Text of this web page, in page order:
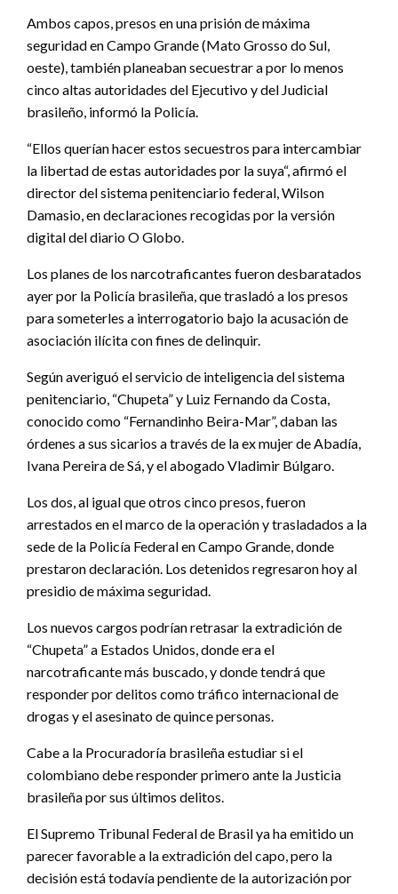
Ambos capos, presos en una prisión de máxima
seguridad en Campo Grande (Mato Grosso do Sul,
oeste), también planeaban secuestrar a por lo menos
cinco altas autoridades del Ejecutivo y del Judicial
brasileño, informó la Policía.
“Ellos querían hacer estos secuestros para intercambiar
la libertad de estas autoridades por la suya“, afirmó el
director del sistema penitenciario federal, Wilson
Damasio, en declaraciones recogidas por la versión
digital del diario O Globo.
Los planes de los narcotraficantes fueron desbaratados
ayer por la Policía brasileña, que trasladó a los presos
para someterles a interrogatorio bajo la acusación de
asociación ilícita con fines de delinquir.
Según averiguó el servicio de inteligencia del sistema
penitenciario, “Chupeta” y Luiz Fernando da Costa,
conocido como “Fernandinho Beira-Mar”, daban las
órdenes a sus sicarios a través de la ex mujer de Abadía,
Ivana Pereira de Sá, y el abogado Vladimir Búlgaro.
Los dos, al igual que otros cinco presos, fueron
arrestados en el marco de la operación y trasladados a la
sede de la Policía Federal en Campo Grande, donde
prestaron declaración. Los detenidos regresaron hoy al
presidio de máxima seguridad.
Los nuevos cargos podrían retrasar la extradición de
“Chupeta” a Estados Unidos, donde era el
narcotraficante más buscado, y donde tendrá que
responder por delitos como tráfico internacional de
drogas y el asesinato de quince personas.
Cabe a la Procuradoría brasileña estudiar si el
colombiano debe responder primero ante la Justicia
brasileña por sus últimos delitos.
El Supremo Tribunal Federal de Brasil ya ha emitido un
parecer favorable a la extradición del capo, pero la
decisión está todavía pendiente de la autorización por